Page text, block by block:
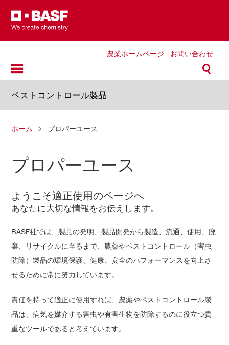
農業ホームページ お問い合わせ
ペストコントロール製品
パ
ず
ホーム プロパーユース
プロパーユース
ようこそ適正使用のページへ
あなたに大切な情報をお伝えします。
BASF社では、製品の発明、製品開発から製造、流通、使用、廃
棄、リサイクルに至るまで、農薬やペストコントロール（害虫
防除）製品の環境保護、健康、安全のパフォーマンスを向上さ
せるために常に努力しています。
責任を持って適正に使用すれば、農薬やペストコントロール製
品は、病気を媒介する害虫や有害生物を防除するのに役立つ貴
重なツールであると考えています。